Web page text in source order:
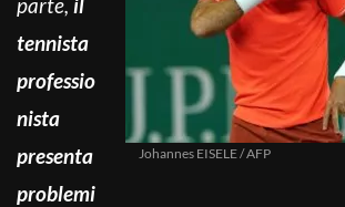
Johannes EISELE / AFP
tennista
professio
nista
presenta
problemi